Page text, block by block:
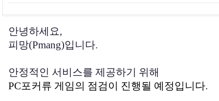
안녕하세요,
피망(Pmang)입니다.
안정적인 서비스를 제공하기 위해
PC포커류 게임의 점검이 진행될 예정입니다.